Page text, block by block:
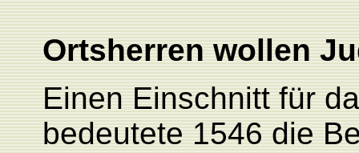
Ortsherren wollen
Einen Einschnitt für
bedeutete 1546 die